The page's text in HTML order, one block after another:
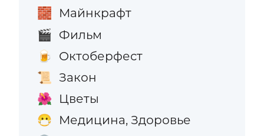
🧱 Майнкрафт
🎬 Фильм
🍺 Октоберфест
📜 Закон
🌺 Цветы
😷 Медицина, Здоровье